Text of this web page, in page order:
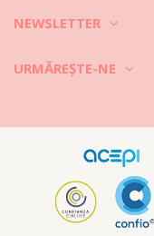
NEWSLETTER
URMĂREȘTE-NE